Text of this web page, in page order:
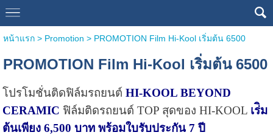
หน้าแรก> Promotion > PROMOTION Film Hi-Kool เริ่มต้น 6500
PROMOTION Film Hi-Kool เริ่มต้น 6500
โปรโมชั่นติดฟิล์มรถยนต์HI-KOOL BEYOND
CERAMIC ฟิล์มติดรถยนต์ TOP สุดของ HI-KOOL เร่ิม
ต้นเพียง 6,500 บาท พร้อมใบรับประกัน 7 ปี